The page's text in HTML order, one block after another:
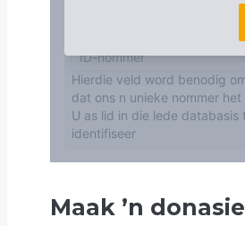
Maak ’n donasie